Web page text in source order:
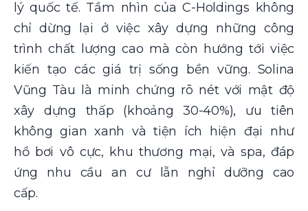
lý quốc tế. Tầm nhìn của C-Holdings không
chỉ dừng lại ở việc xây dựng những công
trình chất lượng cao mà còn hướng tới việc
kiến tạo các giá trị sống bền vững. Solina
Vũng Tàu là minh chứng rõ nét với mật độ
xây dựng thấp (khoảng 30-40%), ưu tiên
không gian xanh và tiện ích hiện đại như
hồ bơi vô cực, khu thương mại, và spa, đáp
ứng nhu cầu an cư lẫn nghỉ dưỡng cao
cấp.